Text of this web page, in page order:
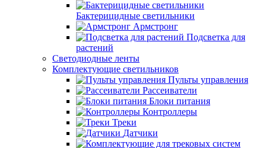
Бактерицидные светильники
Армстронг
Подсветка для
растений
Светодиодные ленты
Комплектующие светильников
Пульты управления
Рассеиватели
Блоки питания
Контроллеры
Треки
Датчики